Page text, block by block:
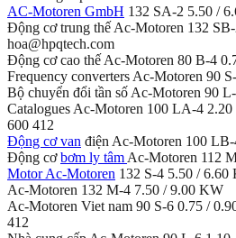
AC-Motoren GmbH 132 SA-2 5.50 /
Động cơ trung thế Ac-Motoren 132
hoa@hpqtech.com
Động cơ cao thế Ac-Motoren 80 B-4
Frequency converters Ac-Motoren 90
Bộ chuyển đổi tần số Ac-Motoren 90
Catalogues Ac-Motoren 100 LA-4
600 412
Động cơ van điện Ac-Motoren 100
Động cơbơm ly tâm Ac-Motoren 112
Motor Ac-Motoren 132 S-4 5.50 / 6.60
Ac-Motoren 132 M-4 7.50 / 9.00 KW
Ac-Motoren Viet nam 90 S-6 0.75 /
412